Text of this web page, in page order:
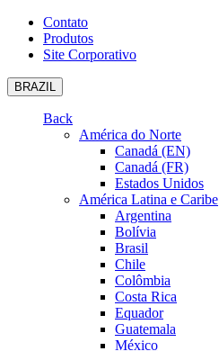
Contato
Produtos
Site Corporativo
BRAZIL
Back
América do Norte
Canadá (EN)
Canadá (FR)
Estados Unidos
América Latina e Caribe
Argentina
Bolívia
Brasil
Chile
Colômbia
Costa Rica
Equador
Guatemala
México